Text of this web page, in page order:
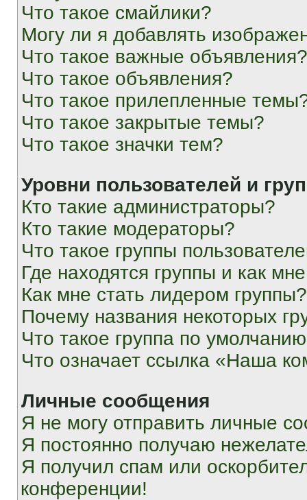
Что такое смайлики?
Могу ли я добавлять
Что такое важные объявления?
Что такое объявления?
Что такое прилепленные
Что такое закрытые темы?
Что такое значки тем?
Уровни пользователей и
Кто такие администраторы?
Кто такие модераторы?
Что такое группы
Где находятся группы и как
Как мне стать лидером группы?
Почему названия некоторых
Что такое группа по
Что означает ссылка «Наша
Личные сообщения
Я не могу отправить личные
Я постоянно получаю
Я получил спам или
конференции!